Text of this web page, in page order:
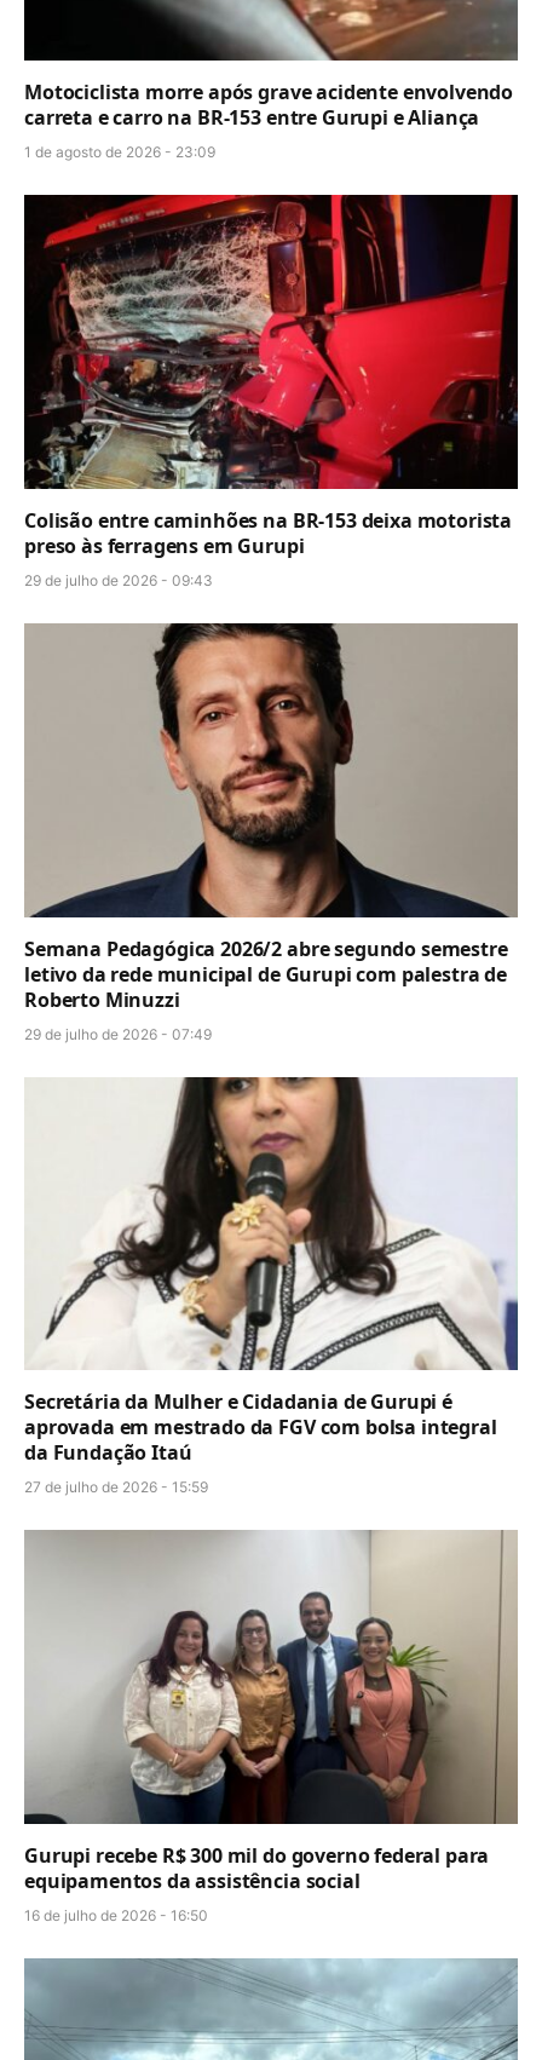
Motociclista morre após grave acidente envolvendo
carreta e carro na BR-153 entre Gurupi e Aliança
1 de agosto de 2026 - 23:09
Colisão entre caminhões na BR-153 deixa motorista
preso às ferragens em Gurupi
29 de julho de 2026 - 09:43
Semana Pedagógica 2026/2 abre segundo semestre
letivo da rede municipal de Gurupi com palestra de
Roberto Minuzzi
29 de julho de 2026 - 07:49
Secretária da Mulher e Cidadania de Gurupi é
aprovada em mestrado da FGV com bolsa integral
da Fundação Itaú
27 de julho de 2026 - 15:59
Gurupi recebe R$ 300 mil do governo federal para
equipamentos da assistência social
16 de julho de 2026 - 16:50